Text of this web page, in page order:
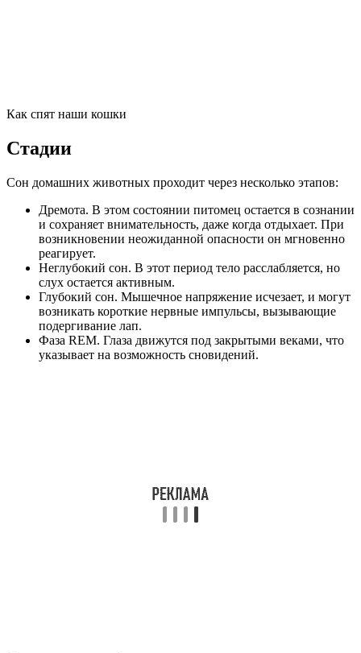
Как спят наши кошки
Стадии
Сон домашних животных проходит через несколько этапов:
Дремота. В этом состоянии питомец остается в сознании
и сохраняет внимательность, даже когда отдыхает. При
возникновении неожиданной опасности он мгновенно
реагирует.
Неглубокий сон. В этот период тело расслабляется, но
слух остается активным.
Глубокий сон. Мышечное напряжение исчезает, и могут
возникать короткие нервные импульсы, вызывающие
подергивание лап.
Фаза REM. Глаза движутся под закрытыми веками, что
указывает на возможность сновидений.